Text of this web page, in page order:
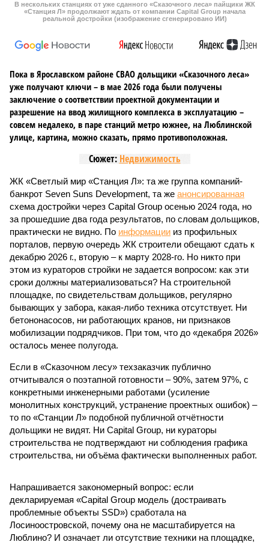
В нескольких станциях от уже сданного «Сказочного леса» пайщики ЖК
«Станция Л» продолжают ждать от компании Capital Group начала
реальной достройки (изображение сгенерировано ИИ)
Пока в Ярославском районе СВАО дольщики «Сказочного леса»
уже получают ключи – в мае 2026 года были получены
заключение о соответствии проектной документации и
разрешение на ввод жилищного комплекса в эксплуатацию –
совсем недалеко, в паре станций метро южнее, на Люблинской
улице, картина, можно сказать, прямо противоположная.
Сюжет: Недвижимость
ЖК «Светлый мир «Станция Л»: та же группа компаний-
банкрот Seven Suns Development, та же анонсированная
схема достройки через Capital Group осенью 2024 года, но
за прошедшие два года результатов, по словам дольщиков,
практически не видно. По информации из профильных
порталов, первую очередь ЖК строители обещают сдать к
декабрю 2026 г., вторую – к марту 2028-го. Но никто при
этом из кураторов стройки не задается вопросом: как эти
сроки должны материализоваться? На строительной
площадке, по свидетельствам дольщиков, регулярно
бывающих у забора, какая-либо техника отсутствует. Ни
бетононасосов, ни работающих кранов, ни признаков
мобилизации подрядчиков. При том, что до «декабря 2026»
осталось менее полугода.
Если в «Сказочном лесу» техзаказчик публично
отчитывался о поэтапной готовности – 90%, затем 97%, с
конкретными инженерными работами (усиление
монолитных конструкций, устранение проектных ошибок) –
то по «Станции Л» подобной публичной отчётности
дольщики не видят. Ни Capital Group, ни кураторы
строительства не подтверждают ни соблюдения графика
строительства, ни объёма фактически выполненных работ.
Напрашивается закономерный вопрос: если
декларируемая «Capital Group модель (достраивать
проблемные объекты SSD») сработала на
Лосиноостровской, почему она не масштабируется на
Люблино? И означает ли отсутствие техники на площадке,